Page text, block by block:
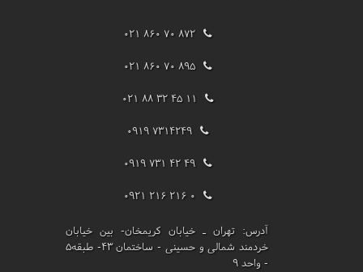
021 860 70 872
021 860 70 895
021 88 32 45 11
0919 7314249
0919 731 42 49
0921 216 216 0
آدرس: تهران ـ خیابان کریمخان- بین خیابان
خردمند شمالی و حسینی - ساختمان 43- طبقه5
- واحد 9